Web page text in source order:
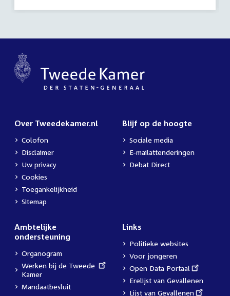
Over Tweedekamer.nl
Colofon
Disclaimer
Uw privacy
Cookies
Toegankelijkheid
Sitemap
Blijf op de hoogte
Sociale media
E-mailattenderingen
Debat Direct
Ambtelijke
ondersteuning
Organogram
External
link:
Werken bij de Tweede
Kamer
Mandaatbesluit
Links
Politieke websites
Voor jongeren
External
link:
Open Data Portaal
Erelijst van Gevallenen
External
Lijst van Gevallenen